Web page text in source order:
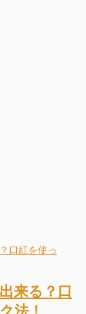
来る？口
法！